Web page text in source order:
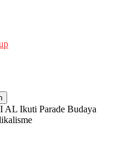
AL Ikuti Parade Budaya